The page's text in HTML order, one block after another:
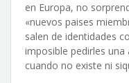
en Europa, no
«nuevos paises
salen de identidades
imposible pedirles
cuando no existe ni